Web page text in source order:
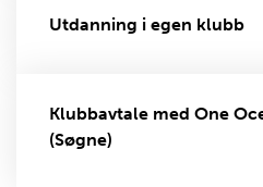
Utdanning i egen klubb
Klubbavtale med One
(Søgne)